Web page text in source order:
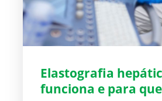
Elastografia
funciona e para